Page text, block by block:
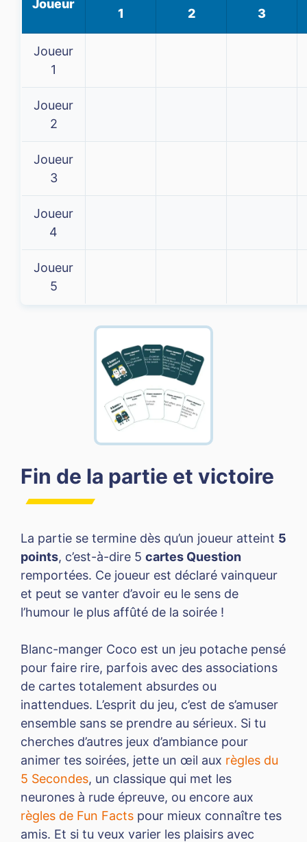
Joueur
1
2
3
Joueur
1
Joueur
2
Joueur
3
Joueur
4
Joueur
5
Fin de la partie et victoire
La partie se termine dès qu’un joueur atteint 5
points, c’est-à-dire 5 cartes Question
remportées. Ce joueur est déclaré vainqueur
et peut se vanter d’avoir eu le sens de
l’humour le plus affûté de la soirée !
Blanc-manger Coco est un jeu potache pensé
pour faire rire, parfois avec des associations
de cartes totalement absurdes ou
inattendues. L’esprit du jeu, c’est de s’amuser
ensemble sans se prendre au sérieux. Si tu
cherches d’autres jeux d’ambiance pour
animer tes soirées, jette un œil aux règles du
5 Secondes, un classique qui met les
neurones à rude épreuve, ou encore aux
règles de Fun Facts pour mieux connaître tes
amis. Et si tu veux varier les plaisirs avec